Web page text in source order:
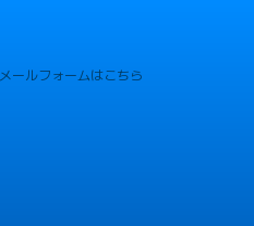
メールフォームはこちら